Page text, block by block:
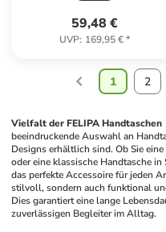
59,48 €
UVP: 169,95 €*
1 2
Vielfalt der FELIPA Handtaschen
beeindruckende Auswahl an
Designs erhältlich sind. Ob Sie
oder eine klassische Handtasche
das perfekte Accessoire für jeden
stilvoll, sondern auch funktional
Dies garantiert eine lange
zuverlässigen Begleiter im Alltag.